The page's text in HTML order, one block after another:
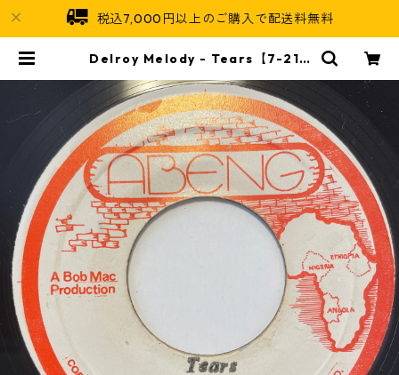
税込7,000円以上のご購入で配送料無料
Delroy Melody - Tears【7-210